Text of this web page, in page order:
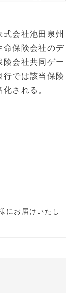
会社池田泉州
命保険会社のデ
険会社共同ゲー
行では該当保険
される。
にお届けいたし